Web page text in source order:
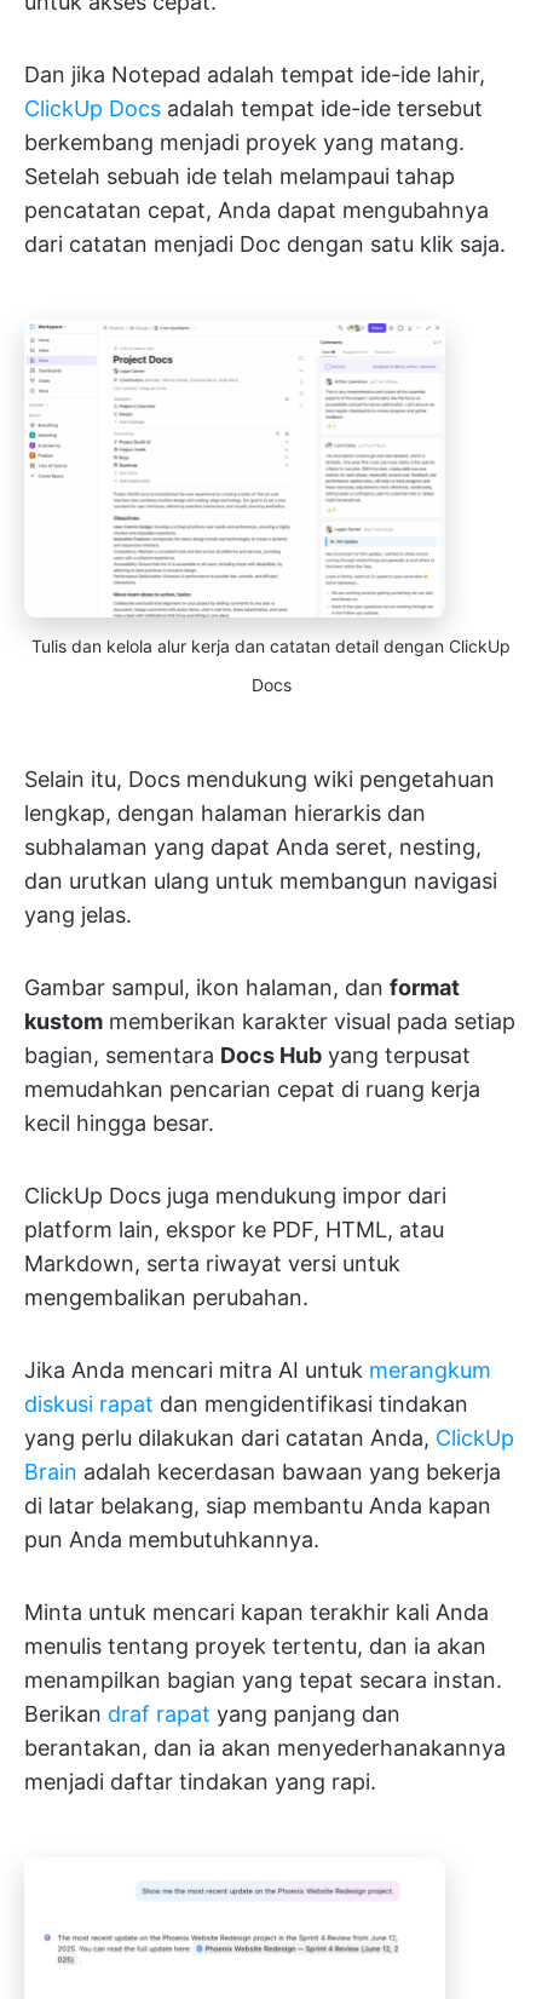
Dan jika Notepad adalah tempat ide-ide lahir,
ClickUp Docs adalah tempat ide-ide tersebut
berkembang menjadi proyek yang matang.
Setelah sebuah ide telah melampaui tahap
pencatatan cepat, Anda dapat mengubahnya
dari catatan menjadi Doc dengan satu klik saja.
Tulis dan kelola alur kerja dan catatan detail dengan ClickUp
Docs
Selain itu, Docs mendukung wiki pengetahuan
lengkap, dengan halaman hierarkis dan
subhalaman yang dapat Anda seret, nesting,
dan urutkan ulang untuk membangun navigasi
yang jelas.
Gambar sampul, ikon halaman, dan format
kustom memberikan karakter visual pada setiap
bagian, sementara Docs Hub yang terpusat
memudahkan pencarian cepat di ruang kerja
kecil hingga besar.
ClickUp Docs juga mendukung impor dari
platform lain, ekspor ke PDF, HTML, atau
Markdown, serta riwayat versi untuk
mengembalikan perubahan.
Jika Anda mencari mitra AI untuk merangkum
diskusi rapat dan mengidentifikasi tindakan
yang perlu dilakukan dari catatan Anda, ClickUp
Brain adalah kecerdasan bawaan yang bekerja
di latar belakang, siap membantu Anda kapan
pun Anda membutuhkannya.
Minta untuk mencari kapan terakhir kali Anda
menulis tentang proyek tertentu, dan ia akan
menampilkan bagian yang tepat secara instan.
Berikan draf rapat yang panjang dan
berantakan, dan ia akan menyederhanakannya
menjadi daftar tindakan yang rapi.